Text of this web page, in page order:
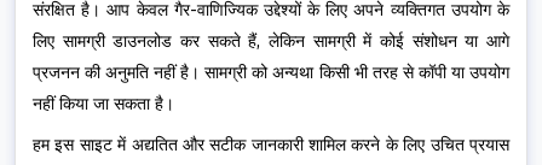
संरक्षित है। आप केवल गैर-वाणिज्यिक उद्देश्यों के लिए अपने व्यक्तिगत उपयोग के
लिए सामग्री डाउनलोड कर सकते हैं, लेकिन सामग्री में कोई संशोधन या आगे
प्रजनन की अनुमति नहीं है। सामग्री को अन्यथा किसी भी तरह से कॉपी या उपयोग
नहीं किया जा सकता है।
हम इस साइट में अद्यतित और सटीक जानकारी शामिल करने के लिए उचित प्रयास